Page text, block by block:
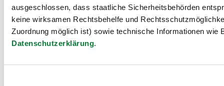
ausgeschlossen, dass staatliche Sicherheitsbehörden
keine wirksamen Rechtsbehelfe und
Zuordnung möglich ist) sowie technische Informationen
Datenschutzerklärung.